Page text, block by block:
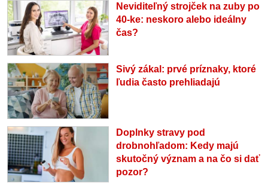
Neviditeľný strojček na zuby po
40-ke: neskoro alebo ideálny
čas?
Sivý zákal: prvé príznaky, ktoré
ľudia často prehliadajú
Doplnky stravy pod
drobnohľadom: Kedy majú
skutočný význam a na čo si dať
pozor?